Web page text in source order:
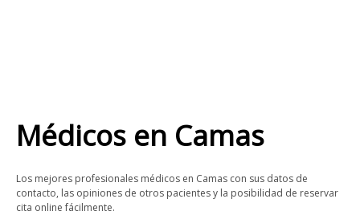
Médicos en Camas
Los mejores profesionales médicos en Camas con sus datos de
contacto, las opiniones de otros pacientes y la posibilidad de reservar
cita online fácilmente.